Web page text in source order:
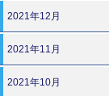
2021年12月
2021年11月
2021年10月